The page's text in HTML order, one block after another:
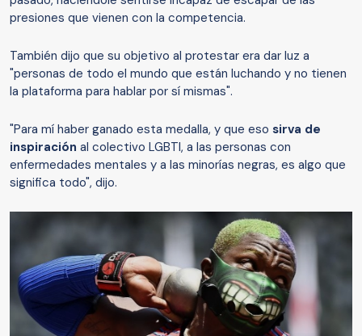
presiones que vienen con la competencia.
También dijo que su objetivo al protestar era dar luz a
"personas de todo el mundo que están luchando y no tienen
la plataforma para hablar por sí mismas".
"Para mí haber ganado esta medalla, y que eso sirva de
inspiración al colectivo LGBTI, a las personas con
enfermedades mentales y a las minorías negras, es algo que
significa todo", dijo.